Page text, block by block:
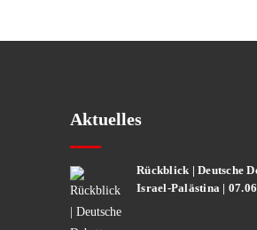
Aktuelles
Rückblick | Deutsche
Israel-Palästina |